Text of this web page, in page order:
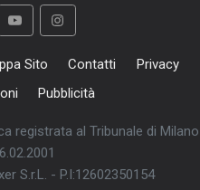
Sito Contatti
Privacy
Pubblicità
registrata al Tribunale di Milano
S.r.L. - P.I:12602350154